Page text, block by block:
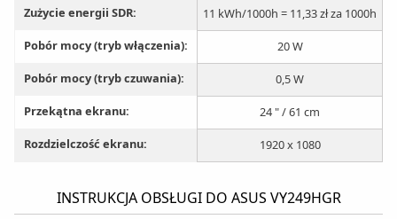
Zużycie energii SDR:
11 kWh/1000h = 11,33 zł za 1000h
Pobór mocy (tryb włączenia):
20 W
Pobór mocy (tryb czuwania):
0,5 W
Przekątna ekranu:
24 " / 61 cm
Rozdzielczość ekranu:
1920 x 1080
INSTRUKCJA OBSŁUGI DO ASUS VY249HGR